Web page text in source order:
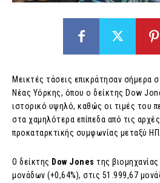
Μεικτές τάσεις επικράτησαν σήμερα
Νέας Υόρκης, όπου ο δείκτης Dow
ιστορικό υψηλό, καθώς οι τιμές του
στα χαμηλότερα επίπεδα από τις
προκαταρκτικής συμφωνίας μεταξύ
Ο δείκτης Dow Jones της
μονάδων (+0,64%), στις 51.999,67